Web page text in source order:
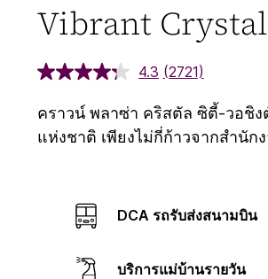
Vibrant
4.3 (2721)
คราวน์ พลาซ่า คริสตัล ซิตี้-วอชิง
แห่งชาติ เพียงไม่กี่ก้าวจากสำนั
DCA รถรับส่งสนามบิน
บริการแม่บ้านรายวัน